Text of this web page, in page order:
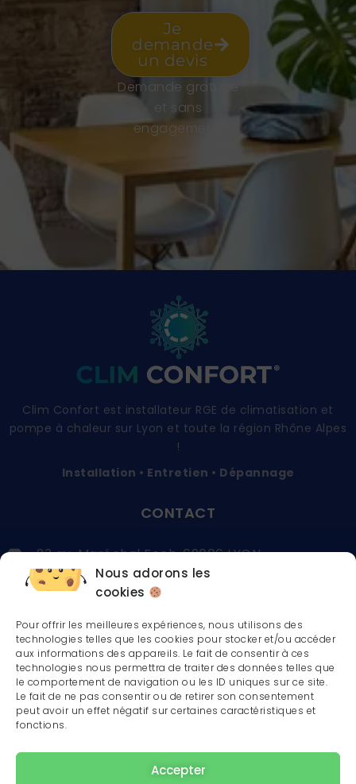
Nous adorons les
cookies
Pour offrir les meilleures expériences, nous utilisons des
technologies telles que les cookies pour stocker et/ou accéder
aux informations des appareils. Le fait de consentir à ces
technologies nous permettra de traiter des données telles que
le comportement de navigation ou les ID uniques sur ce site.
Le fait de ne pas consentir ou de retirer son consentement
peut avoir un effet négatif sur certaines caractéristiques et
fonctions.
Accepter
Je
demande
un devis
Demande gratuite
et sans
engagement.
Clim Confort est installateur RGE de climatisation et
pompe à chaleur sur Lyon et toute la région Rhône Alpes
!
Installation • Entretien • Dépannage
CONTACT
23 av. Maréchal Foch, 69006 LYON
04 37 48 03 36
NOS CERTIFICATIONS